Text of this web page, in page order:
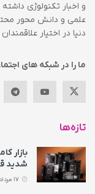
و اخبار تکنولوژی
علمی و دانش محور
دنیا در اختیار
ما را در شبکه های
تازه‌ها
بازار
شدید